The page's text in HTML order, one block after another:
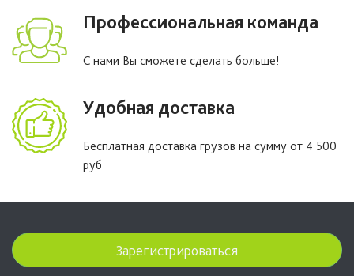
Профессиональная команда
С нами Вы сможете сделать больше!
Удобная доставка
Бесплатная доставка грузов на сумму от 4 500
руб
Зарегистрироваться